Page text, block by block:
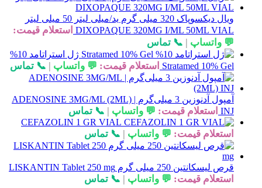
ویال دیکسوپاک 320 میلی گرم ید/میلی لیتر 50 میلی لیتر
DIXOPAQUE 320MG I/ML 50ML VIAL استعلام قیمت:
💬 واتساپ
📞 تماس
ژل استراتامد 10%
Stratamed 10% Gel استعلام قیمت: 💬 واتساپ 📞 تماس
آمپول آدنوزین 3 میلی‌گرم | ADENOSINE 3MG/ML (2ML)
INJ استعلام قیمت: 💬 واتساپ 📞 تماس
CEFAZOLIN 1 GR VIAL
استعلام قیمت: 💬 واتساپ 📞 تماس
قرص لیسکانتین 250 میلی گرم LISKANTIN Tablet 250 mg
استعلام قیمت: 💬 واتساپ 📞 تماس